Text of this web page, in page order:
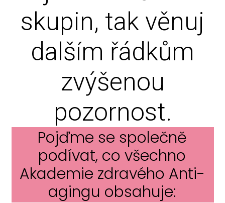
skupin, tak věnuj
dalším řádkům
zvýšenou
pozornost.
Pojďme se společně
podívat, co všechno
Akademie zdravého Anti-
agingu obsahuje: